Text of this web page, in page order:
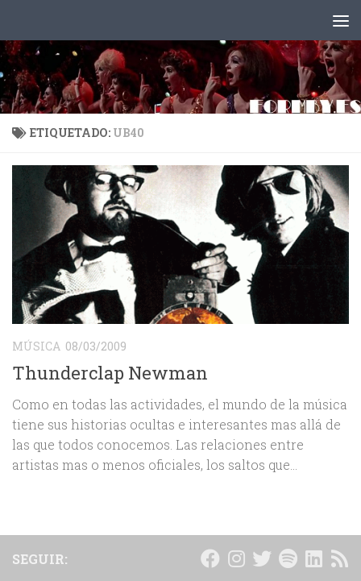
ETIQUETADO: UB40
MÚSICA 08/03/2009
Thunderclap Newman
Como en todas las actividades, el mundo de la música
tiene sus historias ocultas e interesantes mas allá de
las que todos conocemos. Las relaciones entre
artistas mas o menos oficiales, los saltos que...
SEGUIR: